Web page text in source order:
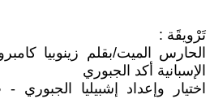
تَرْويقَة :
الحارس الميت/بقلم زينوبيا
الإسبانية أكد الجبوري
اختيار وإعداد إشبيليا